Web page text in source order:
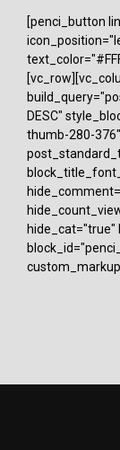
[penci_button
DESC"
thumb-280-